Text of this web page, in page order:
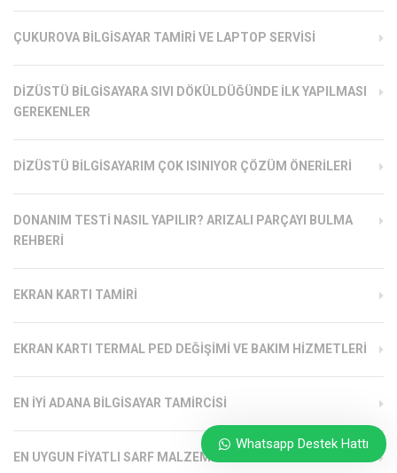
ÇUKUROVA BILGISAYAR TAMIRI VE LAPTOP SERVISI
DIZÜSTÜ BILGISAYARA SIVI DÖKÜLDÜĞÜNDE İLK YAPILMASI
GEREKENLER
DIZÜSTÜ BILGISAYARIM ÇOK ISINIYOR ÇÖZÜM ÖNERILERI
DONANIM TESTI NASIL YAPILIR? ARIZALI PARÇAYI BULMA
REHBERI
EKRAN KARTI TAMIRI
EKRAN KARTI TERMAL PED DEĞIŞIMI VE BAKIM HIZMETLERI
EN İYI ADANA BILGISAYAR TAMIRCISI
EN UYGUN FIYATLI SARF MALZEMELERI ADANA
Whatsapp Destek Hattı